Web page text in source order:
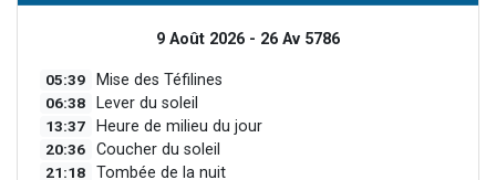
9 Août 2026 - 26 Av 5786
05:39 Mise des Téfilines
06:38 Lever du soleil
13:37 Heure de milieu du jour
20:36 Coucher du soleil
21:18 Tombée de la nuit